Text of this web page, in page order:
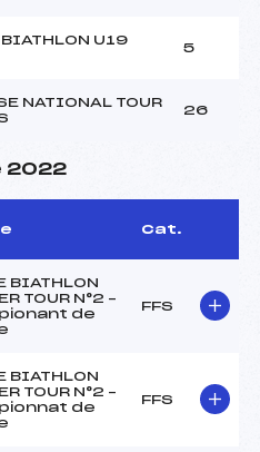
U19
5
NATIONAL TOUR
26
2022
Cat.
BIATHLON
TOUR N°2 –
de
FFS
BIATHLON
TOUR N°2 –
de
FFS